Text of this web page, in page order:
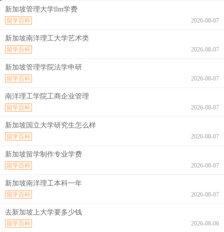
新加坡管理大学llm学费
2026-08-07
留学百科
新加坡南洋理工大学艺术类
2026-08-07
留学百科
新加坡管理学院法学申研
2026-08-07
留学百科
南洋理工学院工商企业管理
2026-08-07
留学百科
新加坡国立大学研究生怎么样
2026-08-07
留学百科
新加坡留学制作专业学费
2026-08-07
留学百科
新加坡南洋理工本科一年
2026-08-07
留学百科
去新加坡上大学要多少钱
2026-08-06
留学百科